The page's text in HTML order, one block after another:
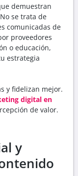
demuestran
se trata de
comunicadas de
proveedores
o educación,
estrategia
y fidelizan mejor.
digital en
de valor.
y